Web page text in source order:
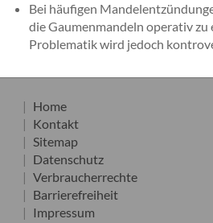
Bei häufigen
die Gaumenmandeln operativ zu
Problematik wird jedoch
Home
Kontakt
Sitemap
Datenschutz
Verbraucherrechte
Barrierefreiheit
Impressum